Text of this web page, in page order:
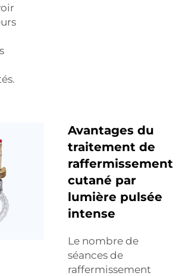
Avantages du
traitement de
raffermissement
cutané par
lumière pulsée
intense
Le nombre de
séances de
raffermissement